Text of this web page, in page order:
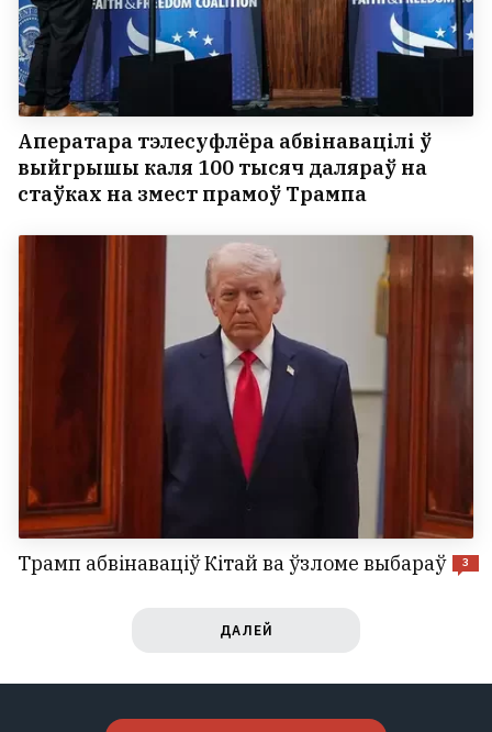
Аператара тэлесуфлёра абвінавацілі ў
выйгрышы каля 100 тысяч даляраў на
стаўках на змест прамоў Трампа
Трамп абвінаваціў Кітай ва ўзломе выбараў 3
ДАЛЕЙ